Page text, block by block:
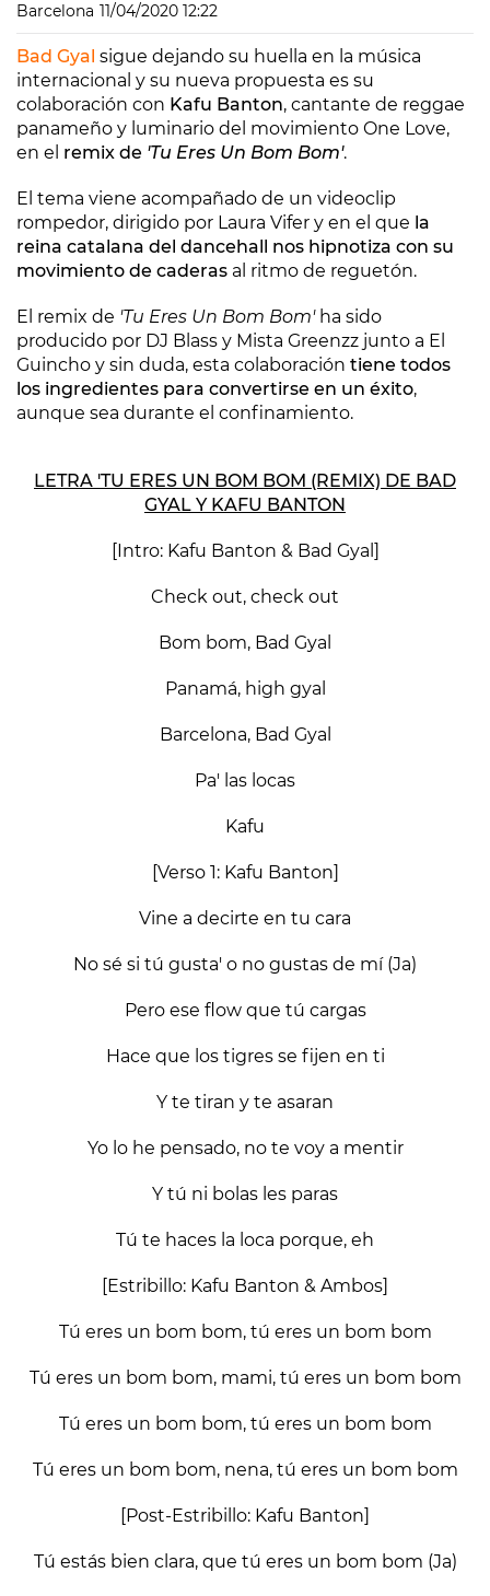
Barcelona 11/04/2020 12:22
Bad Gyal sigue dejando su huella en la música
internacional y su nueva propuesta es su
colaboración con Kafu Banton, cantante de reggae
panameño y luminario del movimiento One Love,
en el remix de 'Tu Eres Un Bom Bom'.
El tema viene acompañado de un videoclip
rompedor, dirigido por Laura Vifer y en el que la
reina catalana del dancehall nos hipnotiza con su
movimiento de caderas al ritmo de reguetón.
El remix de 'Tu Eres Un Bom Bom' ha sido
producido por DJ Blass y Mista Greenzz junto a El
Guincho y sin duda, esta colaboración tiene todos
los ingredientes para convertirse en un éxito,
aunque sea durante el confinamiento.
LETRA 'TU ERES UN BOM BOM (REMIX) DE BAD
GYAL Y KAFU BANTON
[Intro: Kafu Banton & Bad Gyal]
Check out, check out
Bom bom, Bad Gyal
Panamá, high gyal
Barcelona, Bad Gyal
Pa' las locas
Kafu
[Verso 1: Kafu Banton]
Vine a decirte en tu cara
No sé si tú gusta' o no gustas de mí (Ja)
Pero ese flow que tú cargas
Hace que los tigres se fijen en ti
Y te tiran y te asaran
Yo lo he pensado, no te voy a mentir
Y tú ni bolas les paras
Tú te haces la loca porque, eh
[Estribillo: Kafu Banton & Ambos]
Tú eres un bom bom, tú eres un bom bom
Tú eres un bom bom, mami, tú eres un bom bom
Tú eres un bom bom, tú eres un bom bom
Tú eres un bom bom, nena, tú eres un bom bom
[Post-Estribillo: Kafu Banton]
Tú estás bien clara, que tú eres un bom bom (Ja)